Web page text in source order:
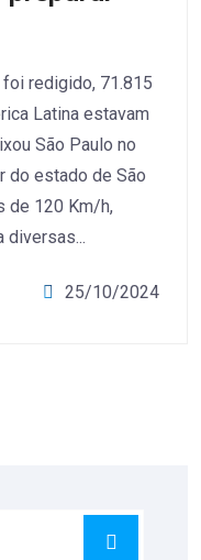
redigido, 71.815
Latina estavam
São Paulo no
do estado de São
de 120 Km/h,
diversas...
25/10/2024